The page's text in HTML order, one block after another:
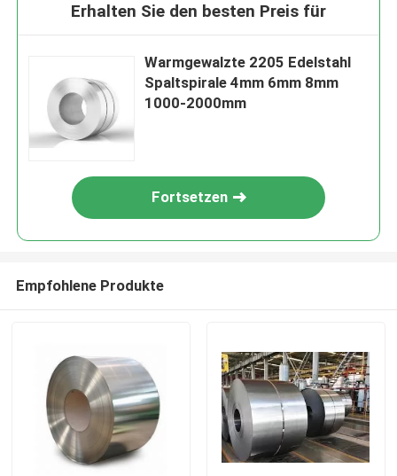
Erhalten Sie den besten Preis für
Warmgewalzte 2205 Edelstahl
Spaltspirale 4mm 6mm 8mm
1000-2000mm
Fortsetzen
Empfohlene Produkte